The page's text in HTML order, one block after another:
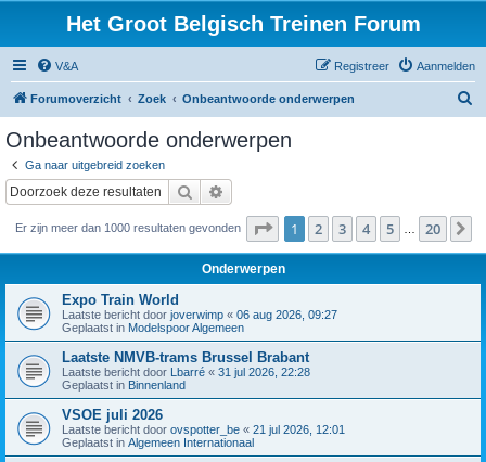
Het Groot Belgisch Treinen Forum
V&A Aanmelden
Registreer
Forumoverzicht Zoek Onbeantwoorde onderwerpen
Onbeantwoorde onderwerpen
Ga naar uitgebreid zoeken
Zoek
Er zijn meer dan 1000 resultaten gevonden Pagina van 20
1 2 3 4 5 20
Onderwerpen
Expo Train World
Laatste bericht door joverwimp « 06 aug 2026, 09:27
Geplaatst in Modelspoor Algemeen
Laatste NMVB-trams Brussel Brabant
Laatste bericht door Lbarré « 31 jul 2026, 22:28
Geplaatst in Binnenland
VSOE juli 2026
Laatste bericht door ovspotter_be « 21 jul 2026, 12:01
Geplaatst in Algemeen Internationaal